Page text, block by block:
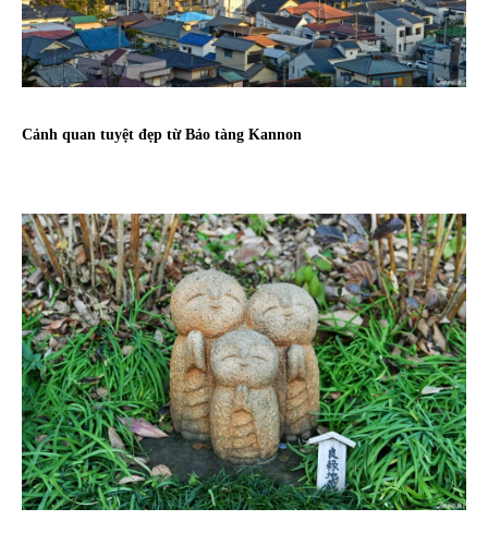
Cảnh quan tuyệt đẹp từ Bảo tàng Kannon